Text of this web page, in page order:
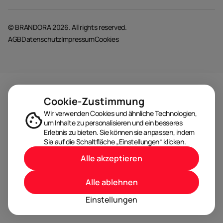
© BRANDORA 2026. All rights reserved.
AGBDatenschutzImpressumCookies
Cookie-Zustimmung
Wir verwenden Cookies und ähnliche Technologien,
um Inhalte zu personalisieren und ein besseres
Erlebnis zu bieten. Sie können sie anpassen, indem
Sie auf die Schaltfläche „Einstellungen“ klicken.
Einstellungen
Alle ablehnen
Alle akzeptieren